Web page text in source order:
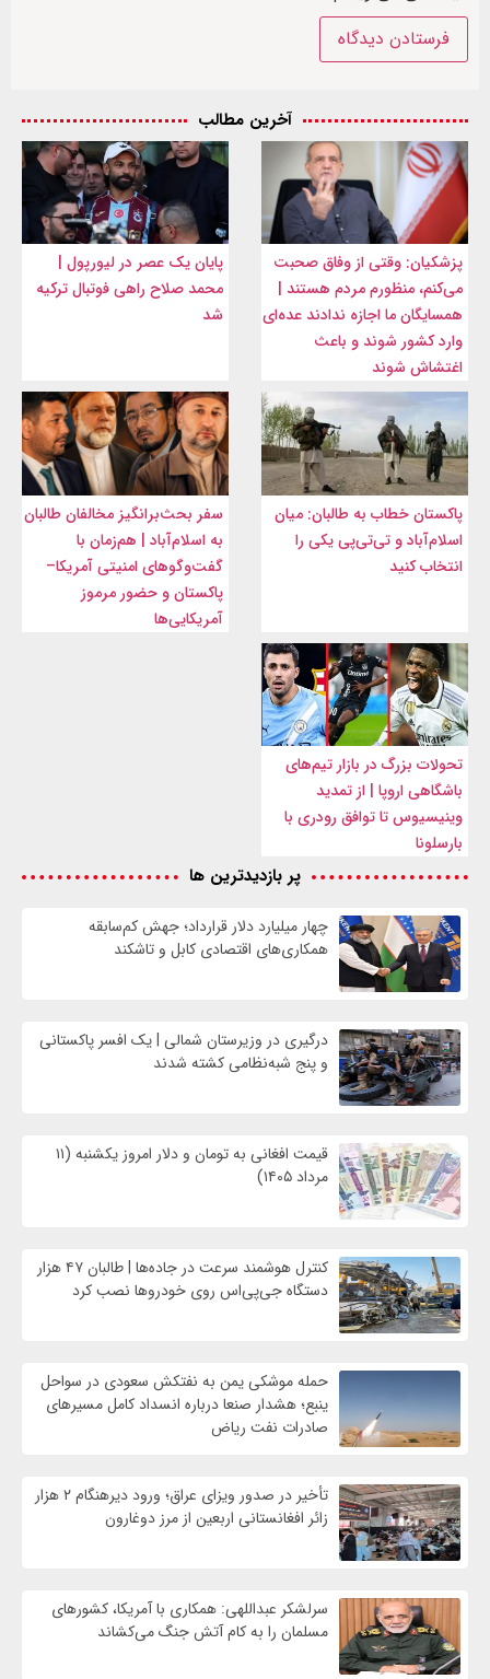
آخرین مطالب
پزشکیان: وقتی از وفاق صحبت
می‌کنم، منظورم مردم هستند |
همسایگان ما اجازه ندادند عده‌ای
وارد کشور شوند و باعث
اغتشاش شوند
پایان یک عصر در لیورپول |
محمد صلاح راهی فوتبال ترکیه
شد
پاکستان خطاب به طالبان: میان
اسلام‌آباد و تی‌تی‌پی یکی را
انتخاب کنید
سفر بحث‌برانگیز مخالفان طالبان
به اسلام‌آباد | هم‌زمان با
گفت‌وگوهای امنیتی آمریکا–
پاکستان و حضور مرموز
آمریکایی‌ها
تحولات بزرگ در بازار تیم‌های
باشگاهی اروپا | از تمدید
وینیسیوس تا توافق رودری با
بارسلونا
پر بازدیدترین ها
چهار میلیارد دلار قرارداد؛ جهش کم‌سابقه
همکاری‌های اقتصادی کابل و تاشکند
درگیری در وزیرستان شمالی | یک افسر پاکستانی
و پنج شبه‌نظامی کشته شدند
قیمت افغانی به تومان و دلار امروز یکشنبه (۱۱
مرداد ۱۴۰۵)
کنترل هوشمند سرعت در جاده‌ها | طالبان ۴۷ هزار
دستگاه جی‌پی‌اس روی خودروها نصب کرد
حمله موشکی یمن به نفتکش سعودی در سواحل
ینبع؛ هشدار صنعا درباره انسداد کامل مسیرهای
صادرات نفت ریاض
تأخیر در صدور ویزای عراق؛ ورود دیرهنگام ۲ هزار
زائر افغانستانی اربعین از مرز دوغارون
سرلشکر عبداللهی: همکاری با آمریکا، کشورهای
مسلمان را به کام آتش جنگ می‌کشاند